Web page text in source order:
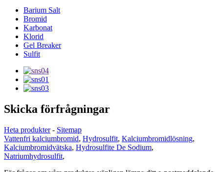
Barium Salt
Bromid
Karbonat
Klorid
Gel Breaker
Sulfit
Skicka förfrågningar
Heta produkter- Sitemap
Vattenfri kalciumbromid, Hydrosulfit, Kalciumbromidlösning,
Kalciumbromidvätska, Hydrosulfite De Sodium,
Natriumhydrosulfit,